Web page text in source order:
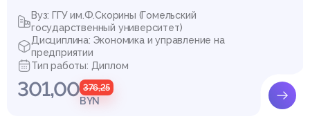
Вуз: ГГУ им.Ф.Скорины (Гомельский
государственный университет)
Дисциплина: Экономика и управление на
предприятии
Тип работы: Диплом
301,00 376,25
BYN